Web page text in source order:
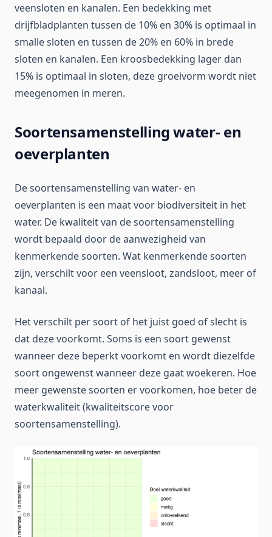
veensloten en kanalen. Een bedekking met
drijfbladplanten tussen de 10% en 30% is optimaal in
smalle sloten en tussen de 20% en 60% in brede
sloten en kanalen. Een kroosbedekking lager dan
15% is optimaal in sloten, deze groeivorm wordt niet
meegenomen in meren.
Soortensamenstelling water- en
oeverplanten
De soortensamenstelling van water- en
oeverplanten is een maat voor biodiversiteit in het
water. De kwaliteit van de soortensamenstelling
wordt bepaald door de aanwezigheid van
kenmerkende soorten. Wat kenmerkende soorten
zijn, verschilt voor een veensloot, zandsloot, meer of
kanaal.
Het verschilt per soort of het juist goed of slecht is
dat deze voorkomt. Soms is een soort gewenst
wanneer deze beperkt voorkomt en wordt diezelfde
soort ongewenst wanneer deze gaat woekeren. Hoe
meer gewenste soorten er voorkomen, hoe beter de
waterkwaliteit (kwaliteitscore voor
soortensamenstelling).